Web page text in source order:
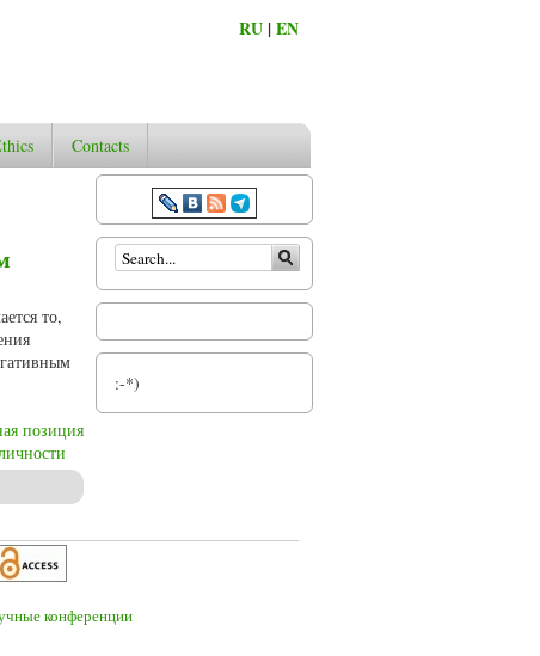
RU |EN
Contacts
то,
позиция
Search form
:-*)